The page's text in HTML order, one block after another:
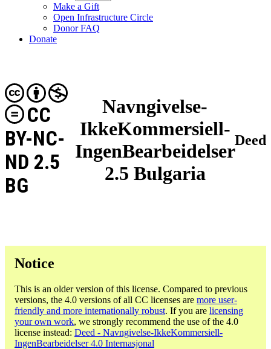
Make a Gift
Open Infrastructure Circle
Donor FAQ
Donate
Navngivelse-
IkkeKommersiell-
IngenBearbeidelser
2.5 Bulgaria
CC
BY-NC-
ND 2.5
BG
Deed
Notice
This is an older version of this license. Compared to previous
versions, the 4.0 versions of all CC licenses are more user-
friendly and more internationally robust. If you are licensing
your own work, we strongly recommend the use of the 4.0
license instead: Deed - Navngivelse-IkkeKommersiell-
IngenBearbeidelser 4.0 Internasjonal